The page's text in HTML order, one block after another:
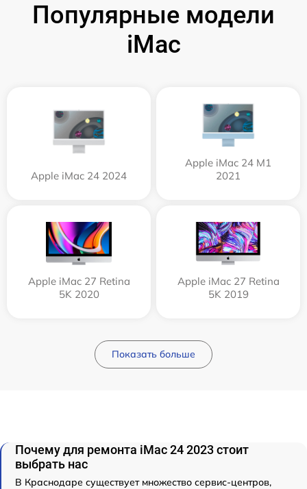
Популярные модели
iMac
Apple iMac 24 2024
Apple iMac 24 M1
2021
Apple iMac 27 Retina
5K 2020
Apple iMac 27 Retina
5K 2019
Показать больше
Почему для ремонта iMac 24 2023 стоит
выбрать нас
В Краснодаре существует множество сервис-центров,